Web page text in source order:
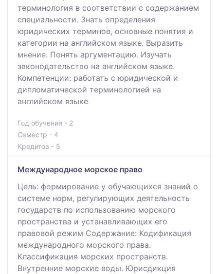
терминология в соответствии с содержанием
специальности. Знать определения
юридических терминов, основные понятия и
категории на английском языке. Выразить
мнение. Понять аргументацию. Изучать
законодательство на английском языке.
Компетенции: работать с юридической и
дипломатической терминологией на
английском языке
Год обучения - 2
Семестр - 4
Кредитов - 5
Международное морское право
Цель: формирование у обучающихся знаний о
системе норм, регулирующих деятельность
государств по использованию морского
пространства и устанавливающих его
правовой режим Содержание: Кодификация
международного морского права.
Классификация морских пространств.
Внутренние морские воды. Юрисдикция